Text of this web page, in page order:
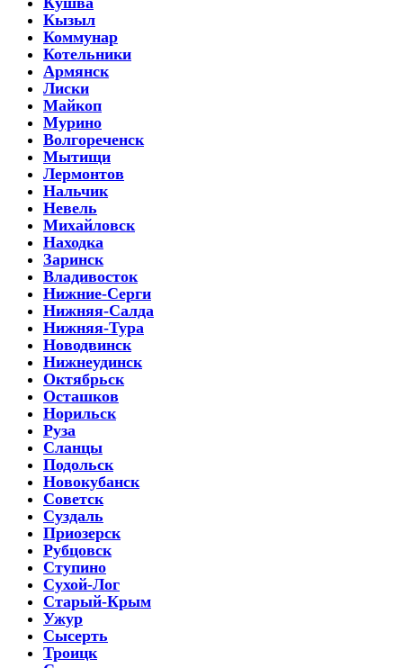
Кызыл
Коммунар
Котельники
Армянск
Лиски
Майкоп
Мурино
Волгореченск
Мытищи
Лермонтов
Нальчик
Невель
Михайловск
Находка
Заринск
Владивосток
Нижние-Серги
Нижняя-Салда
Нижняя-Тура
Новодвинск
Нижнеудинск
Октябрьск
Осташков
Норильск
Руза
Сланцы
Подольск
Новокубанск
Советск
Суздаль
Приозерск
Рубцовск
Ступино
Сухой-Лог
Старый-Крым
Ужур
Сысерть
Троицк